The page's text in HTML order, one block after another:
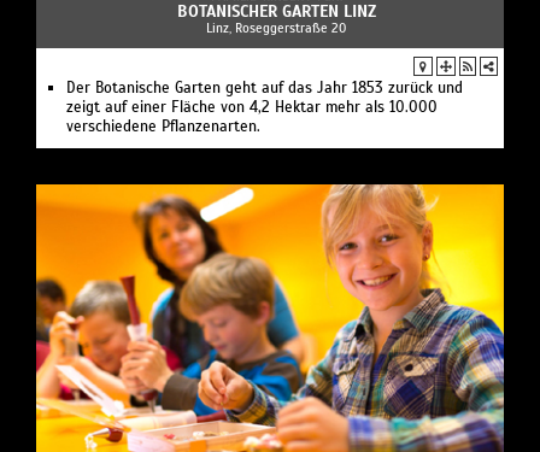
BOTANISCHER GARTEN LINZ
Linz, Roseggerstraße 20
Der Botanische Garten geht auf das Jahr 1853 zurück und
zeigt auf einer Fläche von 4,2 Hektar mehr als 10.000
verschiedene Pflanzenarten.